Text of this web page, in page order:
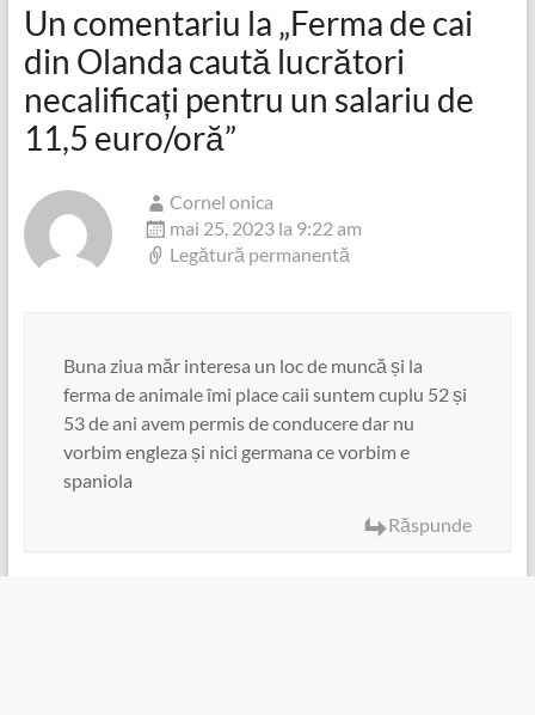
Un comentariu la „Ferma de cai
din Olanda caută lucrători
necalificați pentru un salariu de
11,5 euro/oră”
Cornel onica
mai 25, 2023 la 9:22 am
Legătură permanentă
Buna ziua măr interesa un loc de muncă și la
ferma de animale îmi place caii suntem cuplu 52 și
53 de ani avem permis de conducere dar nu
vorbim engleza și nici germana ce vorbim e
spaniola
Răspunde